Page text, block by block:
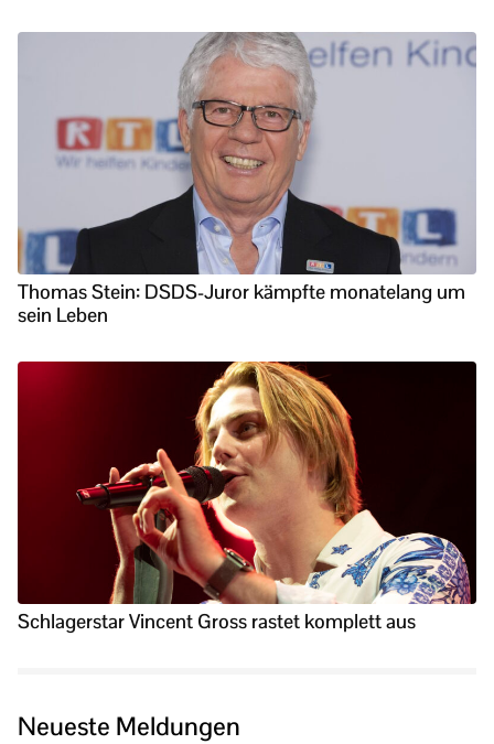
Thomas Stein: DSDS-Juror kämpfte monatelang um
sein Leben
Schlagerstar Vincent Gross rastet komplett aus
Neueste Meldungen